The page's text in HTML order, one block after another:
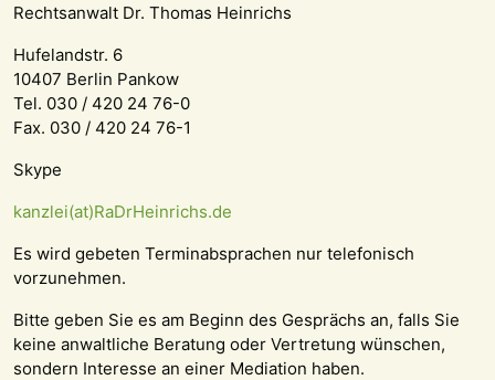
Rechtsanwalt Dr. Thomas Heinrichs
Hufelandstr. 6
10407 Berlin Pankow
Tel. 030 / 420 24 76-0
Fax. 030 / 420 24 76-1
Skype
kanzlei(at)RaDrHeinrichs.de
Es wird gebeten Terminabsprachen nur telefonisch
vorzunehmen.
Bitte geben Sie es am Beginn des Gesprächs an, falls Sie
keine anwaltliche Beratung oder Vertretung wünschen,
sondern Interesse an einer Mediation haben.